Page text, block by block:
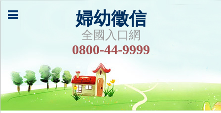
婦幼徵信
全國入口網
0800-44-9999